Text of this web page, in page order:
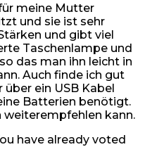
meine Mutter
und sie ist sehr
und gibt viel
Taschenlampe und
das man ihn leicht in
Auch finde ich gut
ein USB Kabel
Batterien benötigt.
weiterempfehlen kann.
have already voted